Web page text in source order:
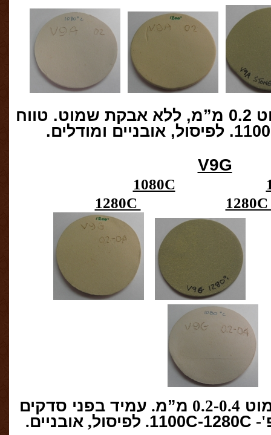
0.2 מ”מ,ללא אבקת שמוט. טווח
. לפיסול, אובניים ומודלים.
V9G
1080C
1280C
1280C
0.2-0.4 מ”מ. עמיד בפני סדקים
'-
1100C-1280C
. לפיסול, אובניים.